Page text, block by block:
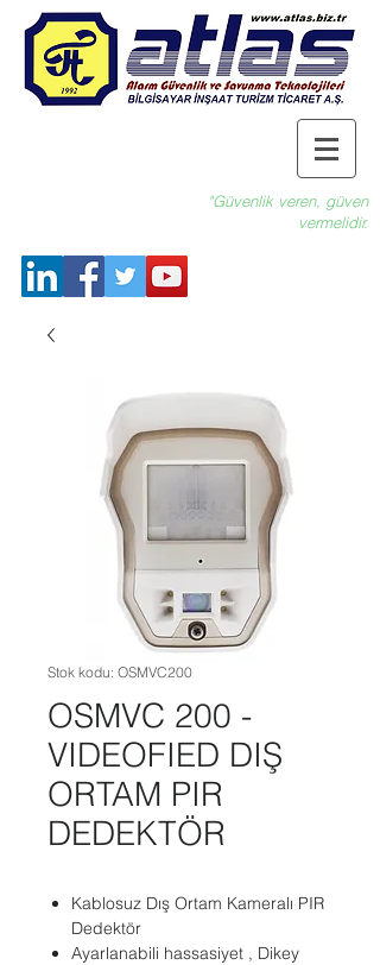
"Güvenlik veren, güven
vermelidir.
Stok kodu: OSMVC200
OSMVC 200 -
VIDEOFIED DIŞ
ORTAM PIR
DEDEKTÖR
Kablosuz Dış Ortam Kameralı PIR
Dedektör
Ayarlanabili hassasiyet , Dikey